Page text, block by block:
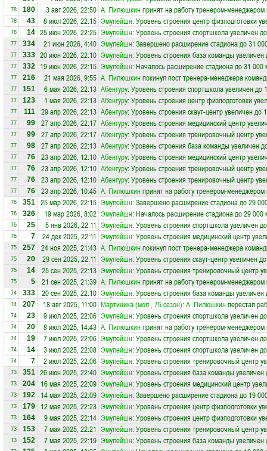
78 180 3 авг 2026, 22:50 А. Пилюшкинпринят на работу тренером-
78 43 8 июл 2026, 22:15 Эмулейшн: Уровень строения центр физподготовки
78 14 25 июн 2026, 22:25 Эмулейшн: Уровень строения спортшкола увеличен
77 334 21 июн 2026, 4:40 Эмулейшн: Завершено расширение стадиона до 31
77 333 20 июн 2026, 22:10 Эмулейшн: Уровень строения база команды увеличен
77 332 19 июн 2026, 22:15 Эмулейшн: Началось расширение стадиона до 31 000
77 216 21 мая 2026, 9:55 А. Пилюшкинпокинул пост тренера-менеджера
77 151 6 мая 2026, 22:13 Абенгуру: Уровень строения спортшкола увеличен до
77 123 1 мая 2026, 22:13 Абенгуру: Уровень строения центр физподготовки
77 111 29 апр 2026, 22:13 Абенгуру: Уровень строения скаут-центр увеличен до
77 99 27 апр 2026, 22:17 Абенгуру: Уровень строения медицинский центр
77 99 27 апр 2026, 22:17 Абенгуру: Уровень строения тренировочный центр
77 98 27 апр 2026, 22:13 Абенгуру: Уровень строения база команды увеличен
77 76 23 апр 2026, 12:10 Абенгуру: Уровень строения медицинский центр
77 76 23 апр 2026, 12:10 Абенгуру: Уровень строения тренировочный центр
77 76 23 апр 2026, 12:10 Абенгуру: Уровень строения тренировочный центр
77 76 23 апр 2026, 10:45 А. Пилюшкинпринят на работу тренером-
76 351 25 мар 2026, 22:15 Эмулейшн: Завершено расширение стадиона до 29
76 326 19 мар 2026, 8:02 Эмулейшн: Началось расширение стадиона до 29 000
76 25 5 янв 2026, 22:11 Эмулейшн: Уровень строения спортшкола увеличен
76 7 24 дек 2025, 22:11 Эмулейшн: Уровень строения медицинский центр
75 257 24 ноя 2025, 21:43 А. Пилюшкинпокинул пост тренера-менеджера
75 20 29 сен 2025, 22:11 Эмулейшн: Уровень строения скаут-центр увеличен
75 14 25 сен 2025, 22:13 Эмулейшн: Уровень строения тренировочный центр
75 5 21 сен 2025, 21:39 А. Пилюшкинпринят на работу тренером-
74 333 20 сен 2025, 22:10 Эмулейшн: Уровень строения база команды увеличен
74 207 18 авг 2025, 11:00 Мартиника (мол., 75 сезон): А. Пилюшкинперестал
74 23 9 июл 2025, 22:06 Эмулейшн: Уровень строения спортшкола увеличен
74 20 8 июл 2025, 14:43 А. Пилюшкинпринят на работу тренером-
74 19 7 июл 2025, 22:06 Эмулейшн: Уровень строения спортшкола увеличен
74 14 3 июл 2025, 22:08 Эмулейшн: Уровень строения спортшкола увеличен
74 7 2 июл 2025, 22:06 Эмулейшн: Уровень строения тренировочный центр
73 351 26 июн 2025, 22:40 Эмулейшн: Уровень строения база команды увеличен
73 204 16 мая 2025, 22:09 Эмулейшн: Уровень строения медицинский центр
73 192 14 мая 2025, 22:09 Эмулейшн: Завершено расширение стадиона до 19
73 179 12 мая 2025, 22:23 Эмулейшн: Уровень строения центр физподготовки
73 164 9 мая 2025, 22:14 Эмулейшн: Уровень строения центр физподготовки
73 153 7 мая 2025, 22:21 Эмулейшн: Уровень строения тренировочный центр
73 152 7 мая 2025, 22:19 Эмулейшн: Уровень строения база команды увеличен